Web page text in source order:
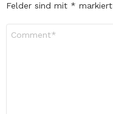
Felder sind mit * markiert